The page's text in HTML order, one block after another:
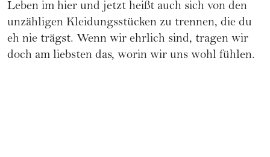
Leben im hier und jetzt heißt auch sich von den
unzähligen Kleidungsstücken zu trennen, die du
eh nie trägst. Wenn wir ehrlich sind, tragen wir
doch am liebsten das, worin wir uns wohl fühlen.